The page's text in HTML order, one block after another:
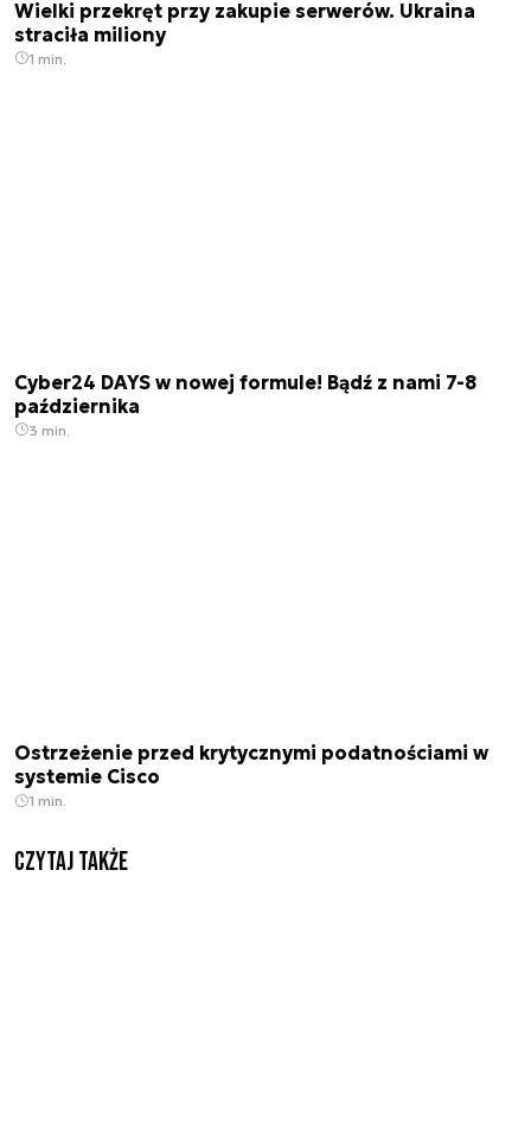
Wielki przekręt przy zakupie serwerów. Ukraina
straciła miliony
1 min.
Cyber24 DAYS w nowej formule! Bądź z nami 7-8
października
3 min.
Ostrzeżenie przed krytycznymi podatnościami w
systemie Cisco
1 min.
Czytaj także